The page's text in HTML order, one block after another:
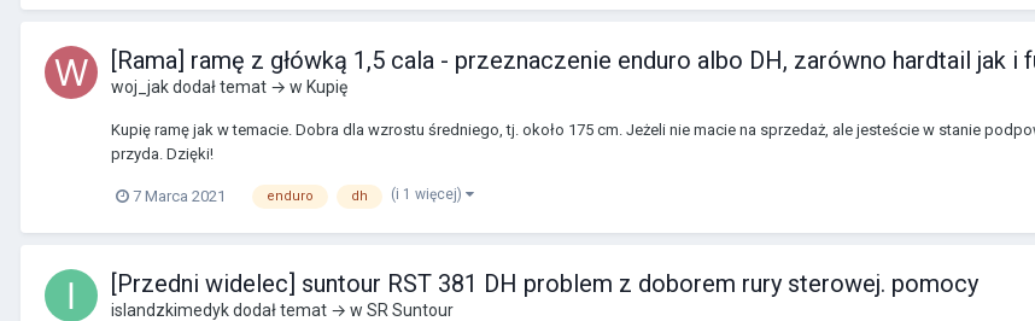
[Rama] ramę z główką 1,5 cala - przeznaczenie enduro albo DH, zarówno hardtail jak i
woj_jakdodał temat → w Kupię
Kupię ramę jak w temacie. Dobra dla wzrostu średniego, tj. około 175 cm. Jeżeli nie macie na sprzedaż, ale jesteście w stanie
przyda. Dzięki!
7 Marca 2021 enduro dh (i 1 więcej)
[Przedni widelec] suntour RST 381 DH problem z doborem rury sterowej. pomocy
islandzkimedykdodał temat → w SR Suntour